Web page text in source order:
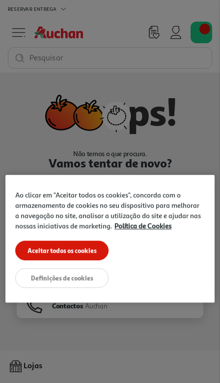
RESERVAR ENTREGA
Pesquisar
Não temos o que procura.
Vamos tentar de novo?
Ir para Homepage
Folhetos
Contactos Auchan
Lojas
Ao clicar em "Aceitar todos os cookies", concorda com o
armazenamento de cookies no seu dispositivo para melhorar
a navegação no site, analisar a utilização do site e ajudar nas
nossas iniciativas de marketing. Política de Cookies
Aceitar todos os cookies
Definições de cookies